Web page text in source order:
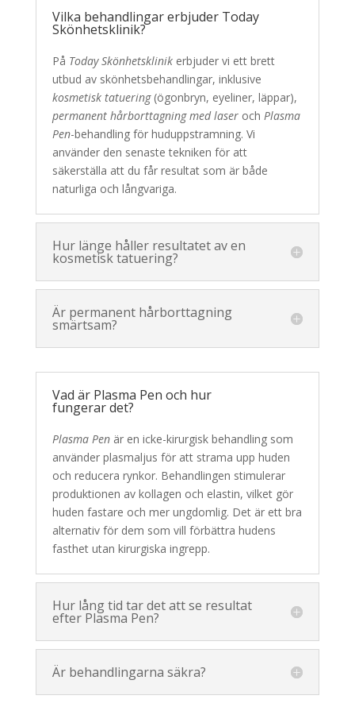
Vilka behandlingar erbjuder Today
Skönhetsklinik?
På Today Skönhetsklinikerbjuder vi ett brett
utbud av skönhetsbehandlingar, inklusive
kosmetisk tatuering(ögonbryn, eyeliner, läppar),
permanent hårborttagning med laseroch Plasma
Pen-behandling för huduppstramning. Vi
använder den senaste tekniken för att
säkerställa att du får resultat som är både
naturliga och långvariga.
Hur länge håller resultatet av en
kosmetisk tatuering?
Är permanent hårborttagning
smärtsam?
Vad är Plasma Pen och hur
fungerar det?
Plasma Penär en icke-kirurgisk behandling som
använder plasmaljus för att strama upp huden
och reducera rynkor. Behandlingen stimulerar
produktionen av kollagen och elastin, vilket gör
huden fastare och mer ungdomlig. Det är ett bra
alternativ för dem som vill förbättra hudens
fasthet utan kirurgiska ingrepp.
Hur lång tid tar det att se resultat
efter Plasma Pen?
Är behandlingarna säkra?